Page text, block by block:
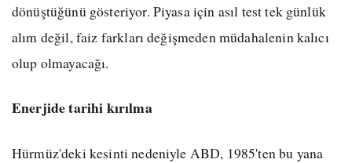
dönüştüğünü gösteriyor. Piyasa için asıl test tek günlük
alım değil, faiz farkları değişmeden müdahalenin kalıcı
olup olmayacağı.
Enerjide tarihi kırılma
Hürmüz'deki kesinti nedeniyle ABD, 1985'ten bu yana